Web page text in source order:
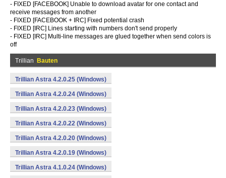
- FIXED [FACEBOOK] Unable to download avatar for one contact and
receive messages from another
- FIXED [FACEBOOK + IRC] Fixed potential crash
- FIXED [IRC] Lines starting with numbers don't send properly
- FIXED [IRC] Multi-line messages are glued together when send colors is
off
Trillian Bauten
Trillian Astra 4.2.0.25 (Windows)
Trillian Astra 4.2.0.24 (Windows)
Trillian Astra 4.2.0.23 (Windows)
Trillian Astra 4.2.0.22 (Windows)
Trillian Astra 4.2.0.20 (Windows)
Trillian Astra 4.2.0.19 (Windows)
Trillian Astra 4.1.0.24 (Windows)